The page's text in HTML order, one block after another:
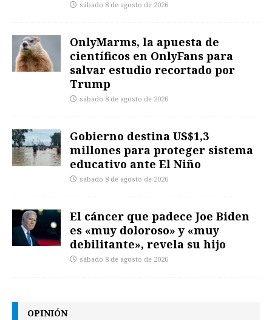
sábado 8 de agosto de 2026
OnlyMarms, la apuesta de
científicos en OnlyFans para
salvar estudio recortado por
Trump
sábado 8 de agosto de 2026
Gobierno destina US$1,3
millones para proteger sistema
educativo ante El Niño
sábado 8 de agosto de 2026
El cáncer que padece Joe Biden
es «muy doloroso» y «muy
debilitante», revela su hijo
sábado 8 de agosto de 2026
OPINIÓN